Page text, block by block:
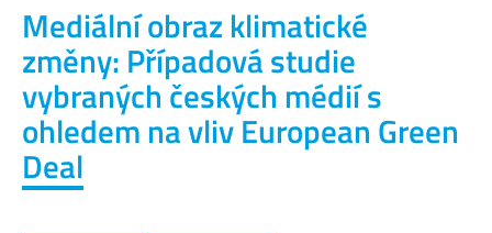
Mediální obraz klimatické
změny: Případová studie
vybraných českých médií s
ohledem na vliv European Green
Deal